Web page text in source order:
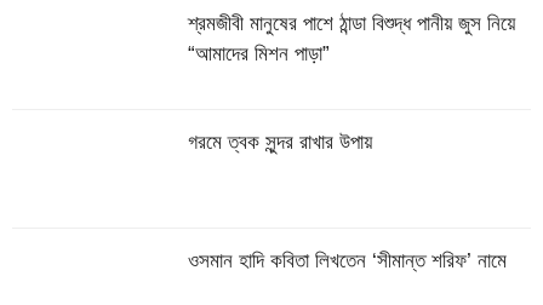
শ্রমজীবী মানুষের পাশে ঠান্ডা বিশুদ্ধ পানীয় জুস নিয়ে
“আমাদের মিশন পাড়া”
গরমে ত্বক সুন্দর রাখার উপায়
ওসমান হাদি কবিতা লিখতেন ‘সীমান্ত শরিফ’ নামে